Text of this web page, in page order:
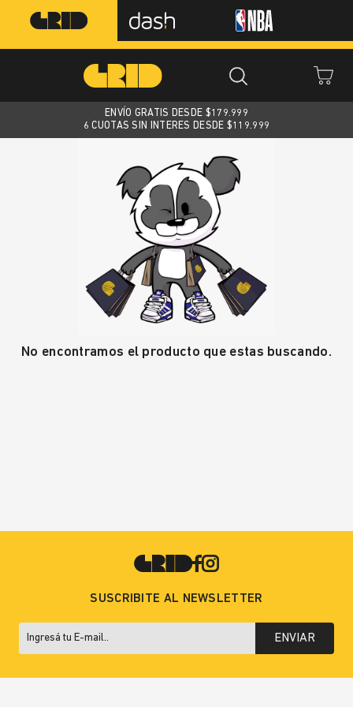
ENVÍO GRATIS DESDE $179.999
6 CUOTAS SIN INTERES DESDE $119.999
No encontramos el producto que estas buscando.
SUSCRIBITE AL NEWSLETTER
ENVIAR